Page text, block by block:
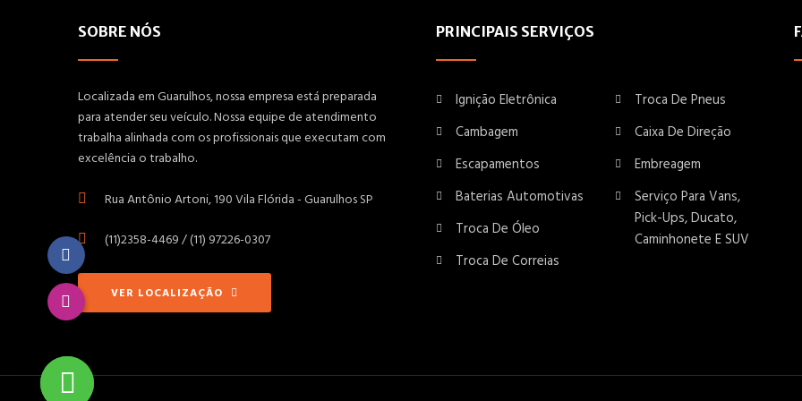
SOBRE NÓS
Localizada em Guarulhos, nossa empresa está preparada
para atender seu veículo. Nossa equipe de atendimento
trabalha alinhada com os profissionais que executam com
excelência o trabalho.
Rua Antônio Artoni, 190 Vila Flórida - Guarulhos SP
(11)2358-4469 / (11) 97226-0307
VER LOCALIZAÇÃO
PRINCIPAIS SERVIÇOS
Ignição Eletrônica
Cambagem
Escapamentos
Baterias Automotivas
Troca De Óleo
Troca De Correias
Troca De Pneus
Caixa De Direção
Embreagem
Serviço Para Vans,
Pick-Ups, Ducato,
Caminhonete E SUV